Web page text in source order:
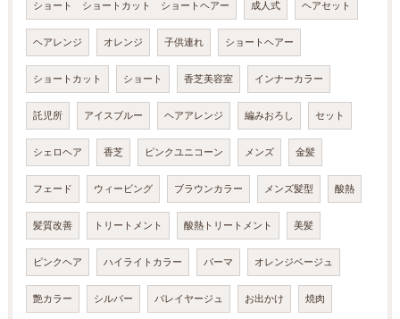
ショート ショートカット ショートヘアー 成人式 ヘアセット
ヘアレンジ オレンジ 子供連れ ショートヘアー
ショートカット ショート 香芝美容室 インナーカラー
託児所 アイスブルー ヘアアレンジ 編みおろし セット
シェロヘア 香芝 ピンクユニコーン メンズ 金髪
フェード ウィービング ブラウンカラー メンズ髪型 酸熱
髪質改善 トリートメント 酸熱トリートメント 美髪
ピンクヘア ハイライトカラー パーマ オレンジベージュ
艶カラー シルバー バレイヤージュ お出かけ 焼肉